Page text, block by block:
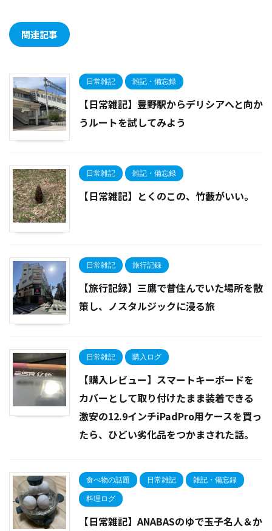
関連記事
日常雑記 雑記・備忘録
【日常雑記】豊野駅からデリシアへと向か
うルートを試してみよう
日常雑記 雑記・備忘録
【日常雑記】とくのこの、竹藪がいい。
日常雑記 旅行記録
【旅行記録】三鷹で昔住んでいた場所を散
策し、ノスタルジックに浸る旅
日常雑記 購入ログ
【購入レビュー】スマートキーボードを
カバーとして取り付けたまま装着できる
激安の12.9インチiPadPro用ケースを買っ
たら、ひどい劣化品をつかまされた話。
食べ物の話題 日常雑記 雑記・備忘録
料理ログ
【日常雑記】ANABASのゆで玉子名人＆か